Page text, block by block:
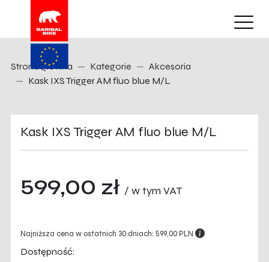
Strona główna Kategorie
Akcesoria
Kask IXS Trigger AM fluo blue M/L
Kask IXS Trigger AM fluo blue M/L
599,00 zł / w tym VAT
Najniższa cena w ostatnich 30 dniach: 599,00 PLN
Dostępność: